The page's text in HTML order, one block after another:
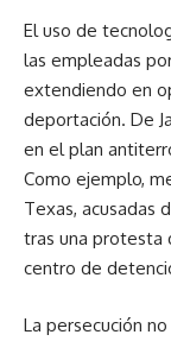
El uso de
las empleadas
extendiendo en
deportación. De
en el plan
Como ejemplo,
Texas, acusadas
tras una protesta
centro de
La persecución